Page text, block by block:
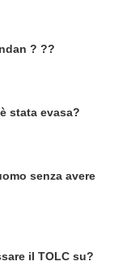
? ??
stata evasa?
senza avere
il TOLC su?